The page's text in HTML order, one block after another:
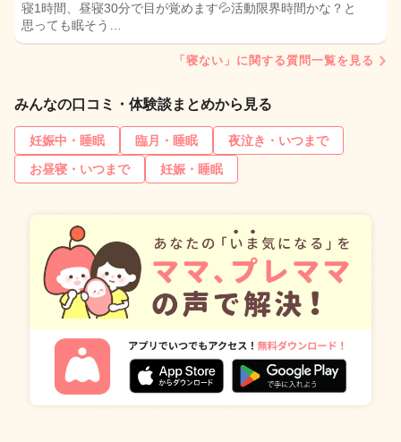
寝1時間、昼寝30分で目が覚めます💦活動限界時間かな？と
思っても眠そう…
「寝ない」に関する質問一覧を見る
みんなの口コミ・体験談まとめから見る
妊娠中・睡眠 臨月・睡眠
夜泣き・いつまで
お昼寝・いつまで
妊娠・睡眠